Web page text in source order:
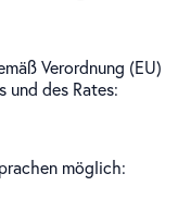
Verordnung (EU)
und des Rates:
möglich: